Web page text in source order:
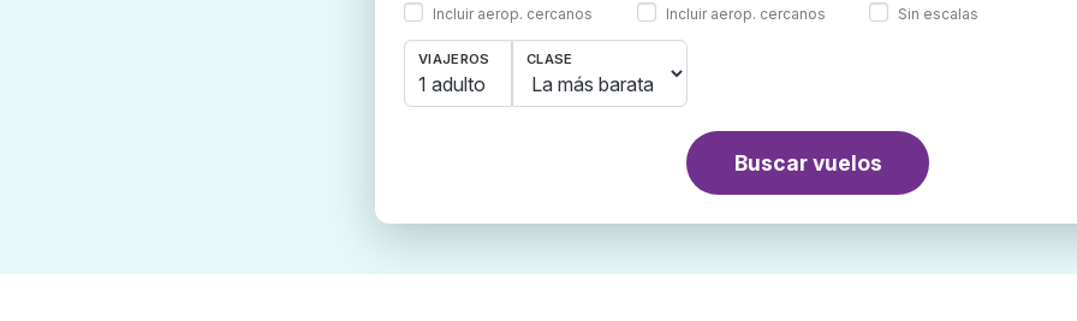
Incluir aerop. cercanos Incluir aerop. cercanos Sin escalas
VIAJEROS
1 adulto
CLASE
Buscar vuelos